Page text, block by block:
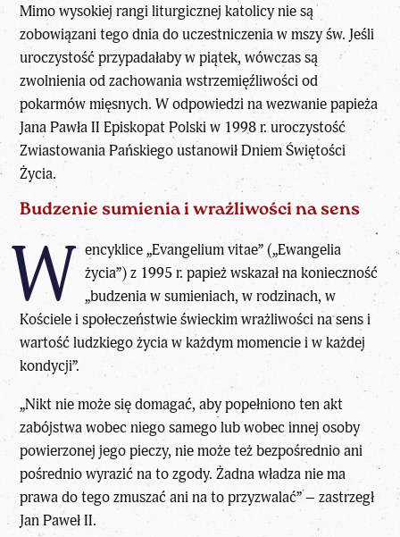
Mimo wysokiej rangi liturgicznej katolicy nie są
zobowiązani tego dnia do uczestniczenia w mszy św. Jeśli
uroczystość przypadałaby w piątek, wówczas są
zwolnienia od zachowania wstrzemięźliwości od
pokarmów mięsnych. W odpowiedzi na wezwanie papieża
Jana Pawła II Episkopat Polski w 1998 r. uroczystość
Zwiastowania Pańskiego ustanowił Dniem Świętości
Życia.
Budzenie sumienia i wrażliwości na sens
W encyklice „Evangelium vitae” („Ewangelia
życia”) z 1995 r. papież wskazał na konieczność
„budzenia w sumieniach, w rodzinach, w
Kościele i społeczeństwie świeckim wrażliwości na sens i
wartość ludzkiego życia w każdym momencie i w każdej
kondycji”.
„Nikt nie może się domagać, aby popełniono ten akt
zabójstwa wobec niego samego lub wobec innej osoby
powierzonej jego pieczy, nie może też bezpośrednio ani
pośrednio wyrazić na to zgody. Żadna władza nie ma
prawa do tego zmuszać ani na to przyzwalać” – zastrzegł
Jan Paweł II.